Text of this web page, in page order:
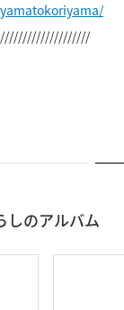
しのアルバム